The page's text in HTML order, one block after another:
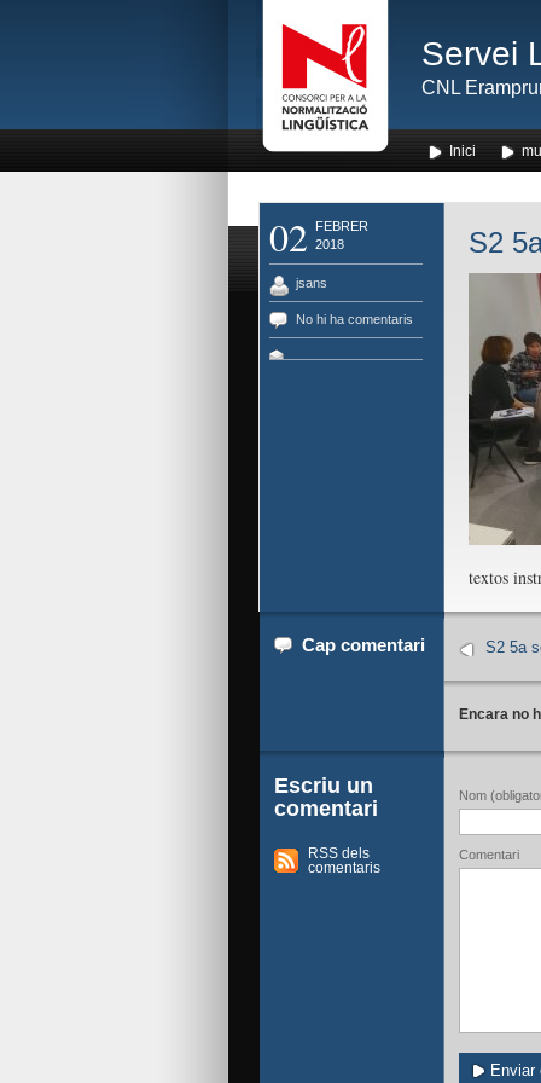
Servei
CNL
Inici
02
FEBRER
2018
jsans
No hi ha comentaris
S2
textos
Cap comentari S2 5a
Encara no
Escriu un
comentari
RSS dels
comentaris
Nom
Comentari